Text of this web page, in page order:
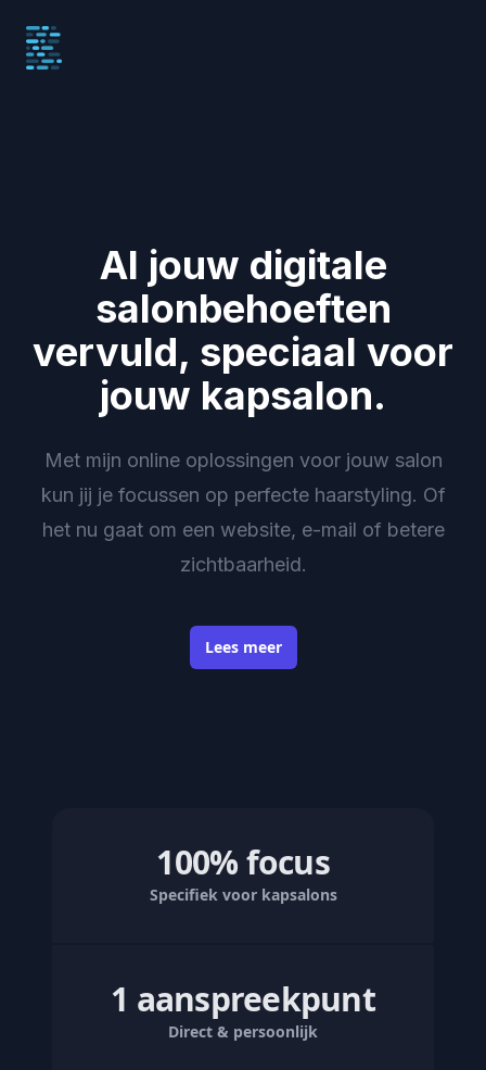
Belapplications
Al jouw digitale
salonbehoeften
vervuld, speciaal voor
jouw kapsalon.
Met mijn online oplossingen voor jouw salon
kun jij je focussen op perfecte haarstyling. Of
het nu gaat om een website, e-mail of betere
zichtbaarheid.
Lees meer
Specifiek voor kapsalons
100% focus
Direct & persoonlijk
1 aanspreekpunt